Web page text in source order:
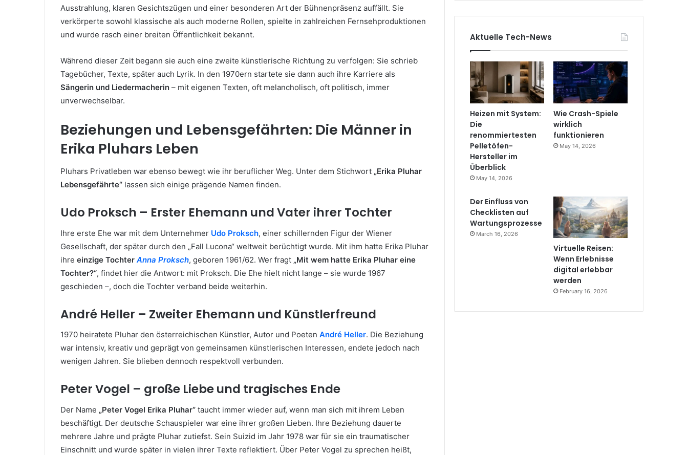
Ausstrahlung, klaren Gesichtszügen und einer besonderen Art der Bühnenpräsenz auffällt. Sie
verkörperte sowohl klassische als auch moderne Rollen, spielte in zahlreichen Fernsehproduktionen
und wurde rasch einer breiten Öffentlichkeit bekannt.
Während dieser Zeit begann sie auch eine zweite künstlerische Richtung zu verfolgen: Sie schrieb
Tagebücher, Texte, später auch Lyrik. In den 1970ern startete sie dann auch ihre Karriere als
Sängerin und Liedermacherin – mit eigenen Texten, oft melancholisch, oft politisch, immer
unverwechselbar.
Beziehungen und Lebensgefährten: Die Männer in
Erika Pluhars Leben
Pluhars Privatleben war ebenso bewegt wie ihr beruflicher Weg. Unter dem Stichwort „Erika Pluhar
Lebensgefährte“ lassen sich einige prägende Namen finden.
Udo Proksch – Erster Ehemann und Vater ihrer Tochter
Ihre erste Ehe war mit dem Unternehmer Udo Proksch, einer schillernden Figur der Wiener
Gesellschaft, der später durch den „Fall Lucona“ weltweit berüchtigt wurde. Mit ihm hatte Erika Pluhar
ihre einzige Tochter Anna Proksch, geboren 1961/62. Wer fragt „Mit wem hatte Erika Pluhar eine
Tochter?“, findet hier die Antwort: mit Proksch. Die Ehe hielt nicht lange – sie wurde 1967
geschieden –, doch die Tochter verband beide weiterhin.
André Heller – Zweiter Ehemann und Künstlerfreund
1970 heiratete Pluhar den österreichischen Künstler, Autor und Poeten André Heller. Die Beziehung
war intensiv, kreativ und geprägt von gemeinsamen künstlerischen Interessen, endete jedoch nach
wenigen Jahren. Sie blieben dennoch respektvoll verbunden.
Peter Vogel – große Liebe und tragisches Ende
Der Name „Peter Vogel Erika Pluhar“ taucht immer wieder auf, wenn man sich mit ihrem Leben
beschäftigt. Der deutsche Schauspieler war eine ihrer großen Lieben. Ihre Beziehung dauerte
mehrere Jahre und prägte Pluhar zutiefst. Sein Suizid im Jahr 1978 war für sie ein traumatischer
Einschnitt und wurde später in vielen ihrer Texte reflektiert. Über Peter Vogel zu sprechen heißt,
Aktuelle Tech-News
Heizen mit System:
Die
renommiertesten
Pelletöfen-
Hersteller im
Überblick
May 14, 2026
Wie Crash-Spiele
wirklich
funktionieren
May 14, 2026
Der Einfluss von
Checklisten auf
Wartungsprozesse
March 16, 2026
Virtuelle Reisen:
Wenn Erlebnisse
digital erlebbar
werden
February 16, 2026